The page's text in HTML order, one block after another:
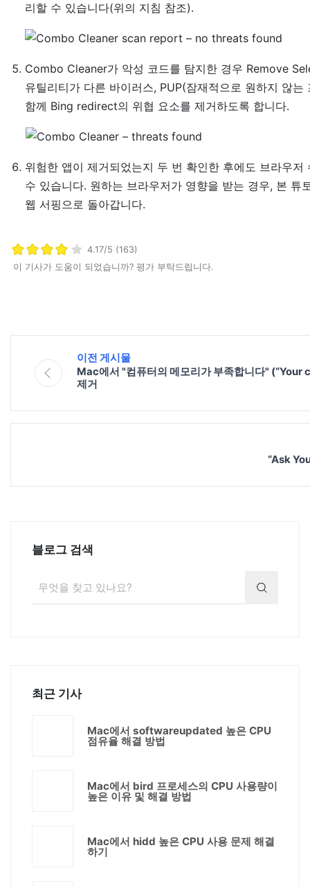
리할 수 있습니다(위의 지침 참조).
Combo Cleaner가 악성 코드를 탐지한 경우 Remove
유틸리티가 다른 바이러스, PUP(잠재적으로 원하지 않
함께 Bing redirect의 위협 요소를 제거하도록 합니다.
위험한 앱이 제거되었는지 두 번 확인한 후에도 브라우
수 있습니다. 원하는 브라우저가 영향을 받는 경우, 본
웹 서핑으로 돌아갑니다.
4.17/5 (163)
이 기사가 도움이 되었습니까? 평가 부탁드립니다.
이전 게시물
Mac에서 "컴퓨터의 메모리가 부족합니다"
제거
“Ask
블로그 검색
최근 기사
Mac에서 softwareupdated 높은 CPU
점유율 해결 방법
Mac에서 bird 프로세스의 CPU 사용량이
높은 이유 및 해결 방법
Mac에서 hidd 높은 CPU 사용 문제 해결
하기